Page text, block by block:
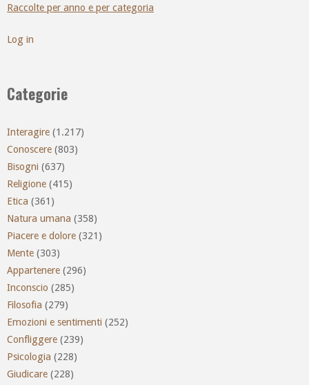
Raccolte per anno e per categoria
Log in
Categorie
Interagire (1.217)
Conoscere (803)
Bisogni (637)
Religione (415)
Etica (361)
Natura umana (358)
Piacere e dolore (321)
Mente (303)
Appartenere (296)
Inconscio (285)
Filosofia (279)
Emozioni e sentimenti (252)
Confliggere (239)
Psicologia (228)
Giudicare (228)